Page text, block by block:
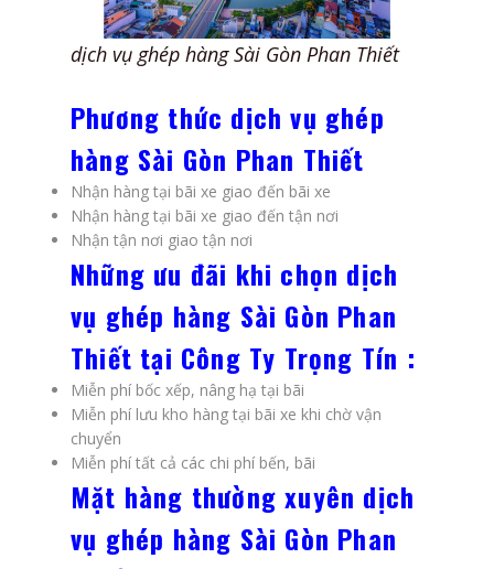
dịch vụ ghép hàng Sài Gòn Phan Thiết
Phương thức dịch vụ ghép
hàng Sài Gòn Phan Thiết
Nhận hàng tại bãi xe giao đến bãi xe
Nhận hàng tại bãi xe giao đến tận nơi
Nhận tận nơi giao tận nơi
Những ưu đãi khi chọn dịch
vụ ghép hàng Sài Gòn Phan
Thiết tại Công Ty Trọng Tín :
Miễn phí bốc xếp, nâng hạ tại bãi
Miễn phí lưu kho hàng tại bãi xe khi chờ vận
chuyển
Miễn phí tất cả các chi phí bến, bãi
Mặt hàng thường xuyên dịch
vụ ghép hàng Sài Gòn Phan